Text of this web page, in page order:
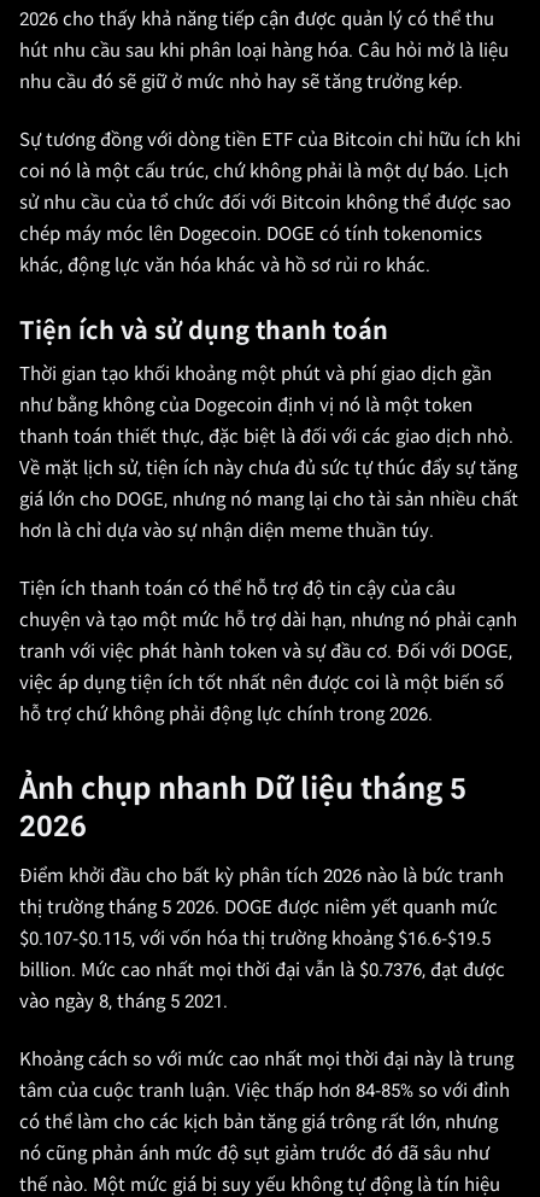
2026 cho thấy khả năng tiếp cận được quản lý có thể thu
hút nhu cầu sau khi phân loại hàng hóa. Câu hỏi mở là liệu
nhu cầu đó sẽ giữ ở mức nhỏ hay sẽ tăng trưởng kép.
Sự tương đồng với dòng tiền ETF của Bitcoin chỉ hữu ích khi
coi nó là một cấu trúc, chứ không phải là một dự báo. Lịch
sử nhu cầu của tổ chức đối với Bitcoin không thể được sao
chép máy móc lên Dogecoin. DOGE có tính tokenomics
khác, động lực văn hóa khác và hồ sơ rủi ro khác.
Tiện ích và sử dụng thanh toán
Thời gian tạo khối khoảng một phút và phí giao dịch gần
như bằng không của Dogecoin định vị nó là một token
thanh toán thiết thực, đặc biệt là đối với các giao dịch nhỏ.
Về mặt lịch sử, tiện ích này chưa đủ sức tự thúc đẩy sự tăng
giá lớn cho DOGE, nhưng nó mang lại cho tài sản nhiều chất
hơn là chỉ dựa vào sự nhận diện meme thuần túy.
Tiện ích thanh toán có thể hỗ trợ độ tin cậy của câu
chuyện và tạo một mức hỗ trợ dài hạn, nhưng nó phải cạnh
tranh với việc phát hành token và sự đầu cơ. Đối với DOGE,
việc áp dụng tiện ích tốt nhất nên được coi là một biến số
hỗ trợ chứ không phải động lực chính trong 2026.
Ảnh chụp nhanh Dữ liệu tháng 5
2026
Điểm khởi đầu cho bất kỳ phân tích 2026 nào là bức tranh
thị trường tháng 5 2026. DOGE được niêm yết quanh mức
$0.107-$0.115, với vốn hóa thị trường khoảng $16.6-$19.5
billion. Mức cao nhất mọi thời đại vẫn là $0.7376, đạt được
vào ngày 8, tháng 5 2021.
Khoảng cách so với mức cao nhất mọi thời đại này là trung
tâm của cuộc tranh luận. Việc thấp hơn 84-85% so với đỉnh
có thể làm cho các kịch bản tăng giá trông rất lớn, nhưng
nó cũng phản ánh mức độ sụt giảm trước đó đã sâu như
thế nào. Một mức giá bị suy yếu không tự động là tín hiệu